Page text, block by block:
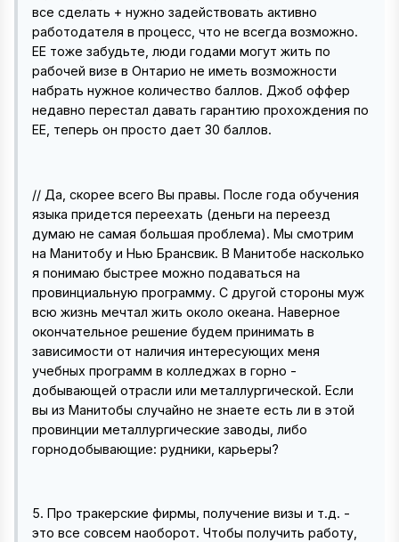
все сделать + нужно задействовать активно
работодателя в процесс, что не всегда возможно.
ЕЕ тоже забудьте, люди годами могут жить по
рабочей визе в Онтарио не иметь возможности
набрать нужное количество баллов. Джоб оффер
недавно перестал давать гарантию прохождения по
ЕЕ, теперь он просто дает 30 баллов.
// Да, скорее всего Вы правы. После года обучения
языка придется переехать (деньги на переезд
думаю не самая большая проблема). Мы смотрим
на Манитобу и Нью Брансвик. В Манитобе насколько
я понимаю быстрее можно подаваться на
провинциальную программу. С другой стороны муж
всю жизнь мечтал жить около океана. Наверное
окончательное решение будем принимать в
зависимости от наличия интересующих меня
учебных программ в колледжах в горно -
добывающей отрасли или металлургической. Если
вы из Манитобы случайно не знаете есть ли в этой
провинции металлургические заводы, либо
горнодобывающие: рудники, карьеры?
5. Про тракерские фирмы, получение визы и т.д. -
это все совсем наоборот. Чтобы получить работу,